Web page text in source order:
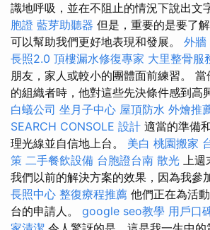
識地呼吸，並在不阻止的情況下說出文
胞證 藍芽助聽器 但是，重要的是要了
可以幫助我們更好地表現和發展。 外牆
長照2.0 頂樓漏水修復專家 大里整骨服
朋友，家人或較小的團體面前練習。
的組織者時，他對這些先決條件感到高
白蟻公司 坐月子中心 屋頂防水 外燴推
SEARCH CONSOLE 設計 適當的準備
理光線並自信地上台。 美白 桃園搬家
策 二手餐飲設備 台胞證台南 散光 上週
我們以前的解決方案的效果，因為我參
長照中心 整復療程推薦 他們正在為活
台的申請人。 google seo教學 用戶口